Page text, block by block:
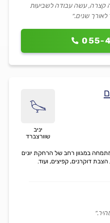
055-
קצרה, עשה עבודה לשביעות
לאורך שנים.״
יניב
שוורצברד
במגוון רחב של הרחקת יונים
דוקרנים, קפיצים, ועוד.